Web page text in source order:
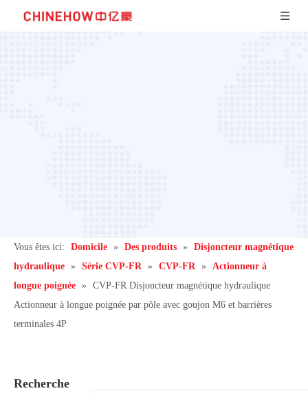
Vous êtes ici: Domicile » Des produits »
Disjoncteur magnétique
hydraulique » Série CVP-FR » CVP-FR »
Actionneur à
longue poignée »
CVP-FR Disjoncteur magnétique hydraulique
Actionneur à longue poignée par pôle avec goujon M6 et barrières
terminales 4P
Recherche